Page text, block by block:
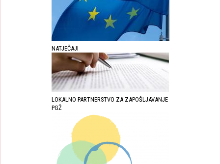
NATJEČAJI
LOKALNO PARTNERSTVO ZA ZAPOŠLJAVANJE
PGŽ